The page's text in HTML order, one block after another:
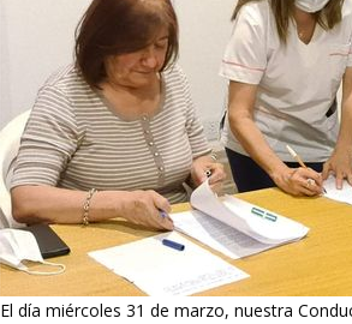
El día miércoles 31 de marzo, nuestra